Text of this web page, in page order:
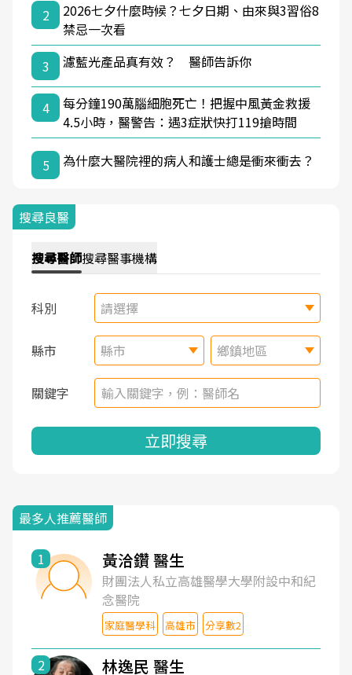
2
2026七夕什麼時候？七夕日期、由來與3習俗8
禁忌一次看
3
濾藍光產品真有效？ 醫師告訴你
4
每分鐘190萬腦細胞死亡！把握中風黃金救援
4.5小時，醫警告：遇3症狀快打119搶時間
5 為什麼大醫院裡的病人和護士總是衝來衝去？
搜尋良醫
搜尋醫師搜尋醫事機構
科別 請選擇
縣市 縣市 鄉鎮地區
關鍵字
立即搜尋
最多人推薦醫師
1 黃洽鑽 醫生
財團法人私立高雄醫學大學附設中和紀
念醫院
家庭醫學科 高雄市 分享數2
2 林逸民 醫生